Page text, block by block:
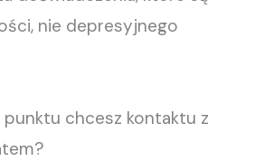
nie depresyjnego
punktu chcesz kontaktu z